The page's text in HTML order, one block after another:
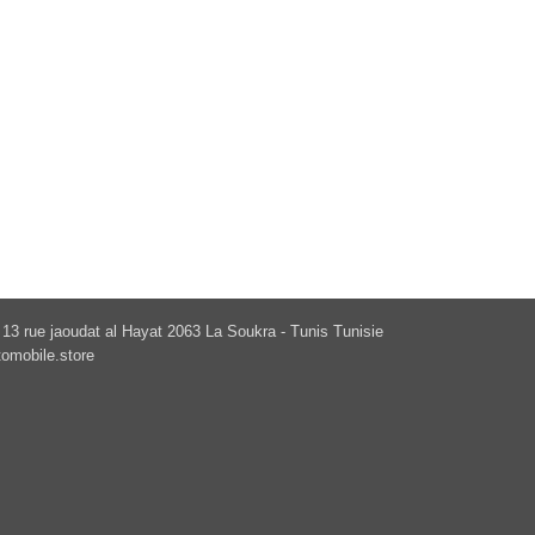
rue jaoudat al Hayat 2063 La Soukra - Tunis Tunisie